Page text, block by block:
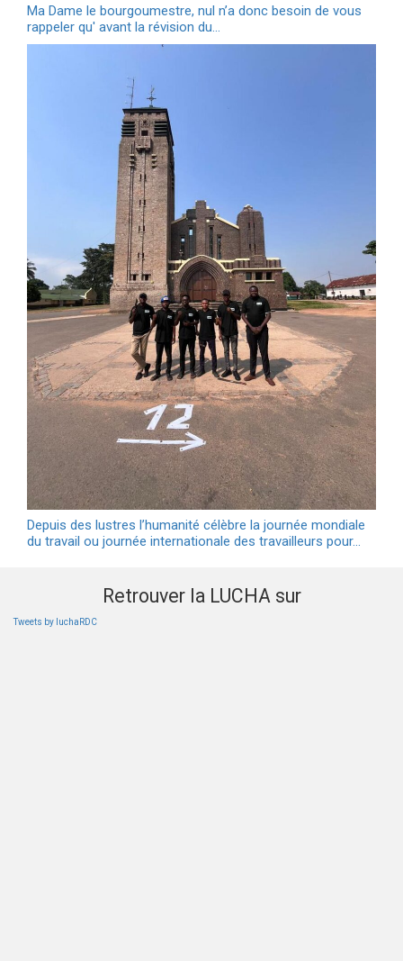
Ma Dame le bourgoumestre, nul n’a donc besoin de vous
rappeler qu' avant la révision du…
Depuis des lustres l’humanité célèbre la journée mondiale
du travail ou journée internationale des travailleurs pour…
Retrouver la LUCHA sur
Tweets by luchaRDC